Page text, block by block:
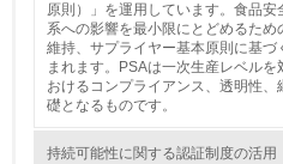
環境配慮型製品・サ
11.
行っている
原則）」を運用しています。食品
系への影響を最小限にとどめるた
維持、サプライヤー基本原則に基
まれます。PSAは一次生産レベル
おけるコンプライアンス、透明性
礎となるものです。
持続可能性に関する認証制度の活用